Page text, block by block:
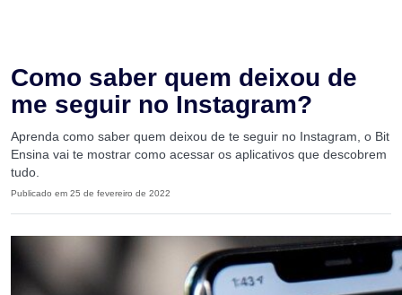
Como saber quem deixou de
me seguir no Instagram?
Aprenda como saber quem deixou de te seguir no Instagram, o Bit
Ensina vai te mostrar como acessar os aplicativos que descobrem
tudo.
Publicado em 25 de fevereiro de 2022